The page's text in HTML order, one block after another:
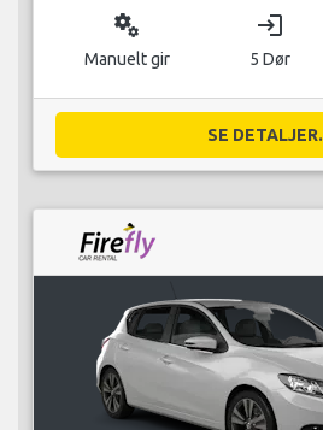
miscellaneous_services
Manuelt gir
login
5 Dør
SE